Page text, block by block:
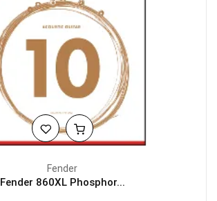
Fender
Fender 860XL Phosphor...